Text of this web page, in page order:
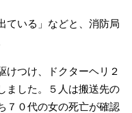
ている」などと、消防局
けつけ、ドクターヘリ２
ました。５人は搬送先の
７０代の女の死亡が確認